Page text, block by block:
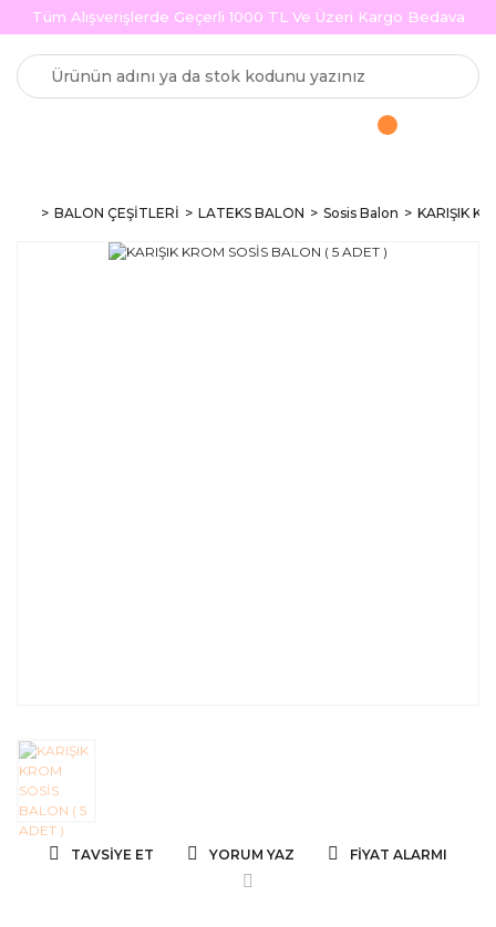
Tüm Alışverişlerde Geçerli 1000 TL Ve Üzeri Kargo Bedava
BALON ÇEŞİTLERİ LATEKS BALON Sosis Balon KARIŞIK
TAVSIYE ET YORUM YAZ FIYAT ALARMI